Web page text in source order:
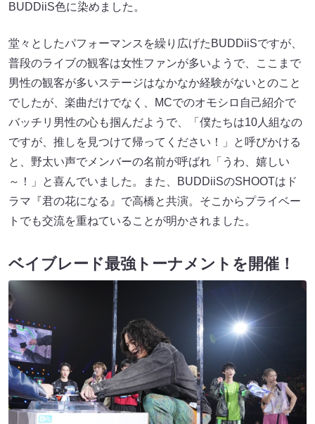
BUDDiiS色に染めました。
堂々としたパフォーマンスを繰り広げたBUDDiiSですが、
普段のライブの観客は女性ファンが多いようで、ここまで
男性の観客が多いステージはなかなか経験がないとのこと
でしたが、楽曲だけでなく、MCでのオモシロ自己紹介で
バッチリ男性の心も掴んだようで、「僕たちは10人組なの
ですが、推しを見つけて帰ってください！」と呼びかける
と、野太い声でメンバーの名前が呼ばれ「うわ、嬉しい
～！」と喜んでいました。また、BUDDiiSのSHOOTはド
ラマ『君の花になる』で高橋と共演。そこからプライベー
トでも交流を重ねていることが明かされました。
ベイブレード最強トーナメントを開催！